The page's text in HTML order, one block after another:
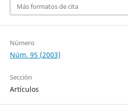
Más formatos de cita
Número
Núm. 95 (2003)
Sección
Artículos